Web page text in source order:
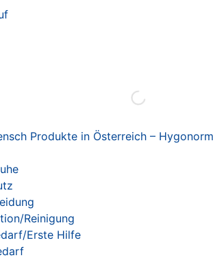
Produkte in Österreich –
Reinigung
Erste Hilfe